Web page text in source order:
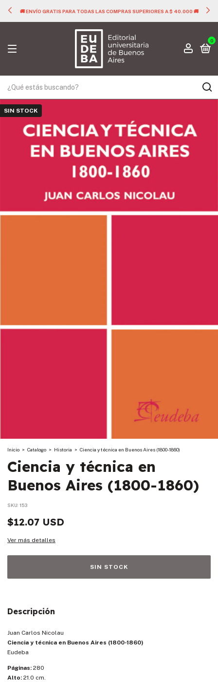
🚚 ENVÍO GRATIS PARA TODAS LAS COMPRAS SUPERIORES A $ 40.000 🚚
0
SIN STOCK
Inicio > Catalogo > Historia > Ciencia y técnica en Buenos Aires (1800-1860)
Ciencia y técnica en
Buenos Aires (1800-1860)
SKU: 153
$12.07 USD
Ver más detalles
Descripción
Juan Carlos Nicolau
Ciencia y técnica en Buenos Aires (1800-1860)
Eudeba
Páginas: 280
Alto: 21.0 cm.